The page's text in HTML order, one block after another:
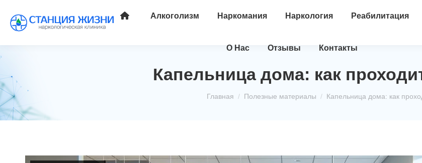
Алкоголизм Наркомания Наркология Реабилитация
О Нас Отзывы Контакты
Капельница дома: как
Главная Полезные материалы Капельница дома: как